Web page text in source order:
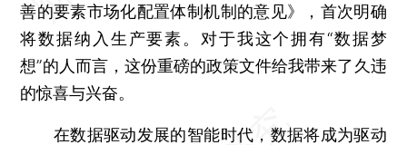
善的要素市场化配置体制机制的意见》，首次明确
将数据纳入生产要素。对于我这个拥有“数据梦
想”的人而言，这份重磅的政策文件给我带来了久违
的惊喜与兴奋。
在数据驱动发展的智能时代，数据将成为驱动